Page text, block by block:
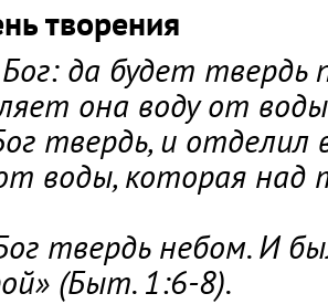
творения
да будет твердь
она воду от
твердь, и отделил
воды, которая над
твердь небом. И
(Быт. 1:6-8).